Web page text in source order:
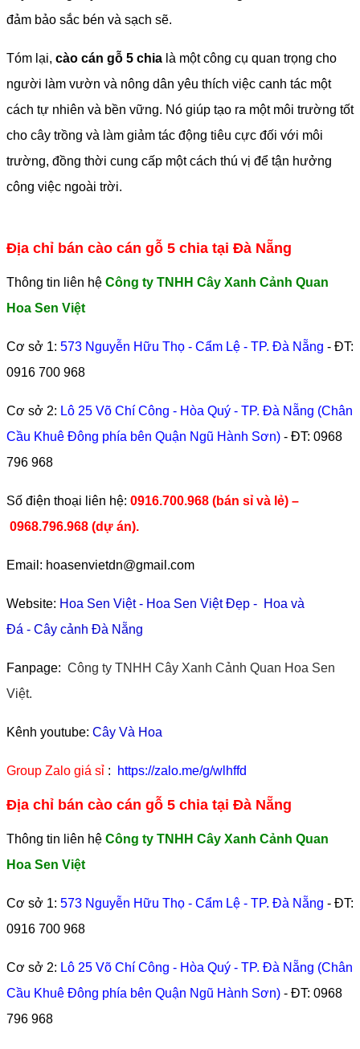
đảm bảo sắc bén và sạch sẽ.
Tóm lại, cào cán gỗ 5 chia là một công cụ quan trọng cho
người làm vườn và nông dân yêu thích việc canh tác một
cách tự nhiên và bền vững. Nó giúp tạo ra một môi trường tốt
cho cây trồng và làm giảm tác động tiêu cực đối với môi
trường, đồng thời cung cấp một cách thú vị để tận hưởng
công việc ngoài trời.
Địa chỉ bán cào cán gỗ 5 chia tại Đà Nẵng
Thông tin liên hệ Công ty TNHH Cây Xanh Cảnh Quan
Hoa Sen Việt
Cơ sở 1: 573 Nguyễn Hữu Thọ - Cẩm Lệ - TP. Đà Nẵng - ĐT:
0916 700 968
Cơ sở 2: Lô 25 Võ Chí Công - Hòa Quý - TP. Đà Nẵng (Chân
Cầu Khuê Đông phía bên Quận Ngũ Hành Sơn) - ĐT: 0968
796 968
​Số điện thoại liên hệ: 0916.700.968 (bán sỉ và lẻ) –
0968.796.968 (dự án).
Email: hoasenvietdn@gmail.com
Website: Hoa Sen Việt- Hoa Sen Việt Đẹp - Hoa và
Đá - Cây cảnh Đà Nẵng
Fanpage: Công ty TNHH Cây Xanh Cảnh Quan Hoa Sen
Việt.
Kênh youtube: Cây Và Hoa
Group Zalo giá sỉ : https://zalo.me/g/wlhffd
Địa chỉ bán cào cán gỗ 5 chia tại Đà Nẵng
Thông tin liên hệ Công ty TNHH Cây Xanh Cảnh Quan
Hoa Sen Việt
Cơ sở 1: 573 Nguyễn Hữu Thọ - Cẩm Lệ - TP. Đà Nẵng - ĐT:
0916 700 968
Cơ sở 2: Lô 25 Võ Chí Công - Hòa Quý - TP. Đà Nẵng (Chân
Cầu Khuê Đông phía bên Quận Ngũ Hành Sơn) - ĐT: 0968
796 968